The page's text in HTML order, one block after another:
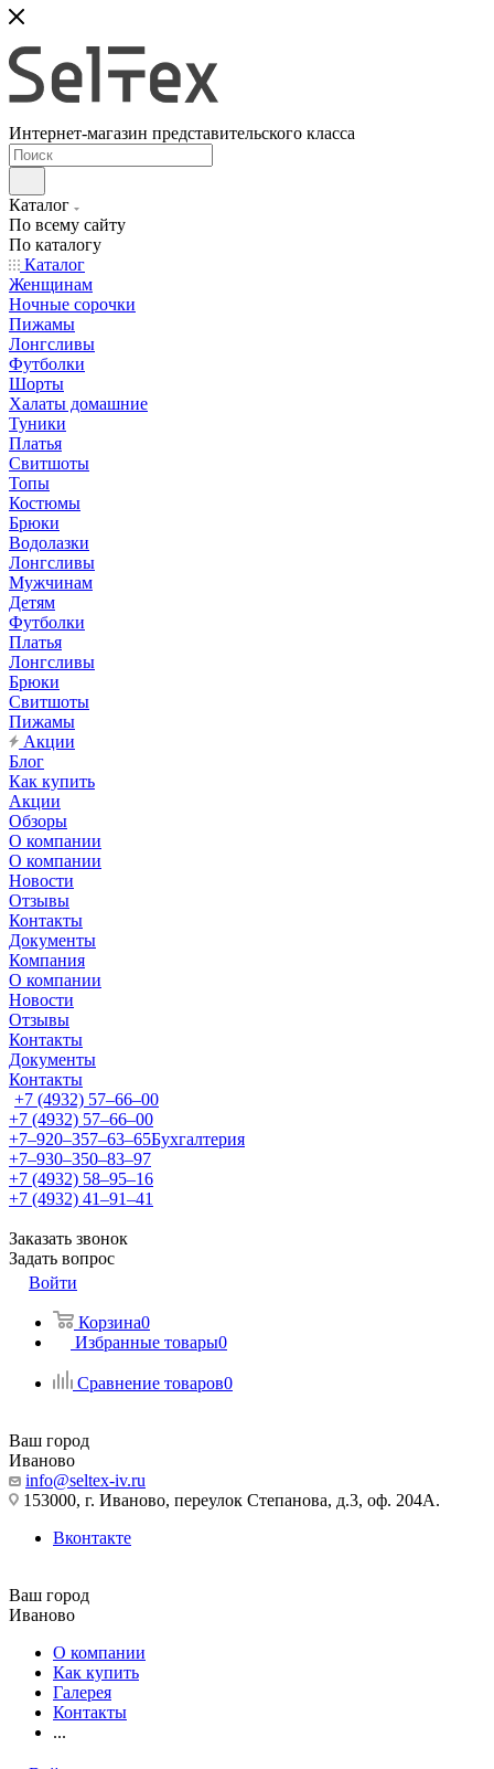
Интернет-магазин представительского класса
Каталог
По всему сайту
По каталогу
Каталог
Женщинам
Ночные сорочки
Пижамы
Лонгсливы
Футболки
Шорты
Халаты домашние
Туники
Платья
Свитшоты
Топы
Костюмы
Брюки
Водолазки
Лонгсливы
Мужчинам
Детям
Футболки
Платья
Лонгсливы
Брюки
Свитшоты
Пижамы
Акции
Блог
Как купить
Акции
Обзоры
О компании
О компании
Новости
Отзывы
Контакты
Документы
Компания
О компании
Новости
Отзывы
Контакты
Документы
Контакты
+7 (4932) 57‒66‒00
+7 (4932) 57‒66‒00
+7‒920‒357‒63‒65Бухгалтерия
+7‒930‒350‒83‒97
+7 (4932) 58‒95‒16
+7 (4932) 41‒91‒41
Заказать звонок
Задать вопрос
Войти
Корзина0
Избранные товары0
Сравнение товаров0
Ваш город
Иваново
info@seltex-iv.ru
153000, г. Иваново, переулок Степанова, д.3, оф. 204А.
Вконтакте
Ваш город
Иваново
О компании
Как купить
Галерея
Контакты
...